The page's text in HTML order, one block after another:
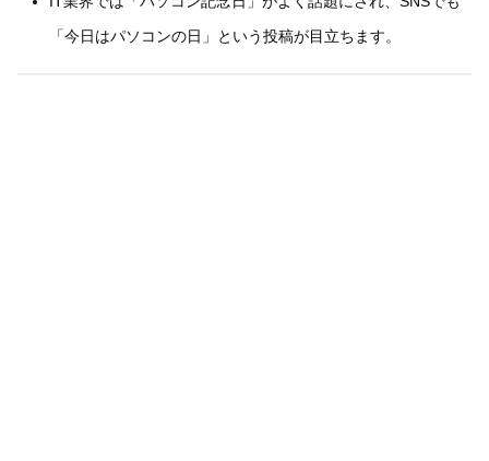
「今日はパソコンの日」という投稿が目立ちます。